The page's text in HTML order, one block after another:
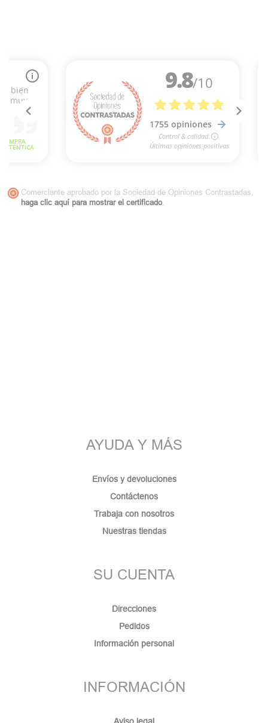
Comerciante aprobado por la Sociedad de Opiniones Contrastadas,
haga clic aquí para mostrar el certificado.
AYUDA Y MÁS
Envíos y devoluciones
Contáctenos
Trabaja con nosotros
Nuestras tiendas
SU CUENTA
Direcciones
Pedidos
Información personal
INFORMACIÓN